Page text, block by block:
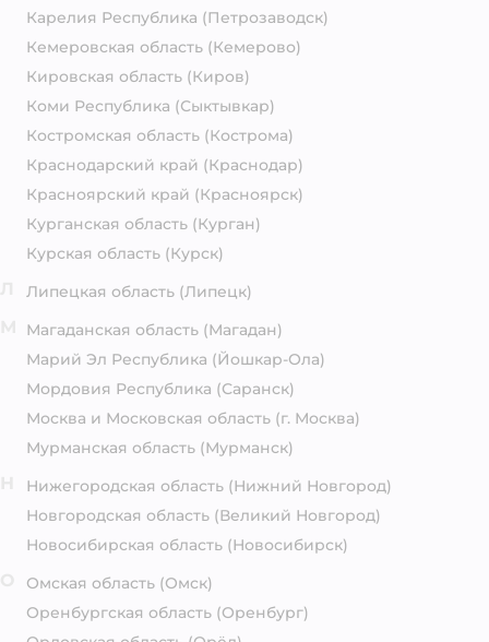
Карелия Республика (Петрозаводск)
Кемеровская область (Кемерово)
Кировская область (Киров)
Коми Республика (Сыктывкар)
Костромская область (Кострома)
Краснодарский край (Краснодар)
Красноярский край (Красноярск)
Курганская область (Курган)
Курская область (Курск)
Липецкая область (Липецк)
Магаданская область (Магадан)
Марий Эл Республика (Йошкар-Ола)
Мордовия Республика (Саранск)
Москва и Московская область (г. Москва)
Мурманская область (Мурманск)
Нижегородская область (Нижний Новгород)
Новгородская область (Великий Новгород)
Новосибирская область (Новосибирск)
Омская область (Омск)
Оренбургская область (Оренбург)